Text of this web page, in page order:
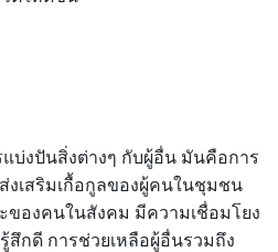
บ่งปันสิ่งต่างๆ กับผู้อื่น มันคือการ
งเสริมเกื้อกูลของผู้คนในชุมชน
ของคนในสังคม มีความเชื่อมโยง
กดี การช่วยเหลือผู้อื่นรวมถึง